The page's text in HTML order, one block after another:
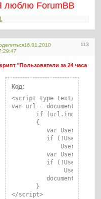
люблю ForumBB
113
16.01.2010
"Пользователи за 24 часа
Код:
<script type=text/
var url =
if
       {
var UserID =
          if (!UserID)
UserID = -
var UserLogin =
          if (!UserLogin)
UserLogin
       }
</script>